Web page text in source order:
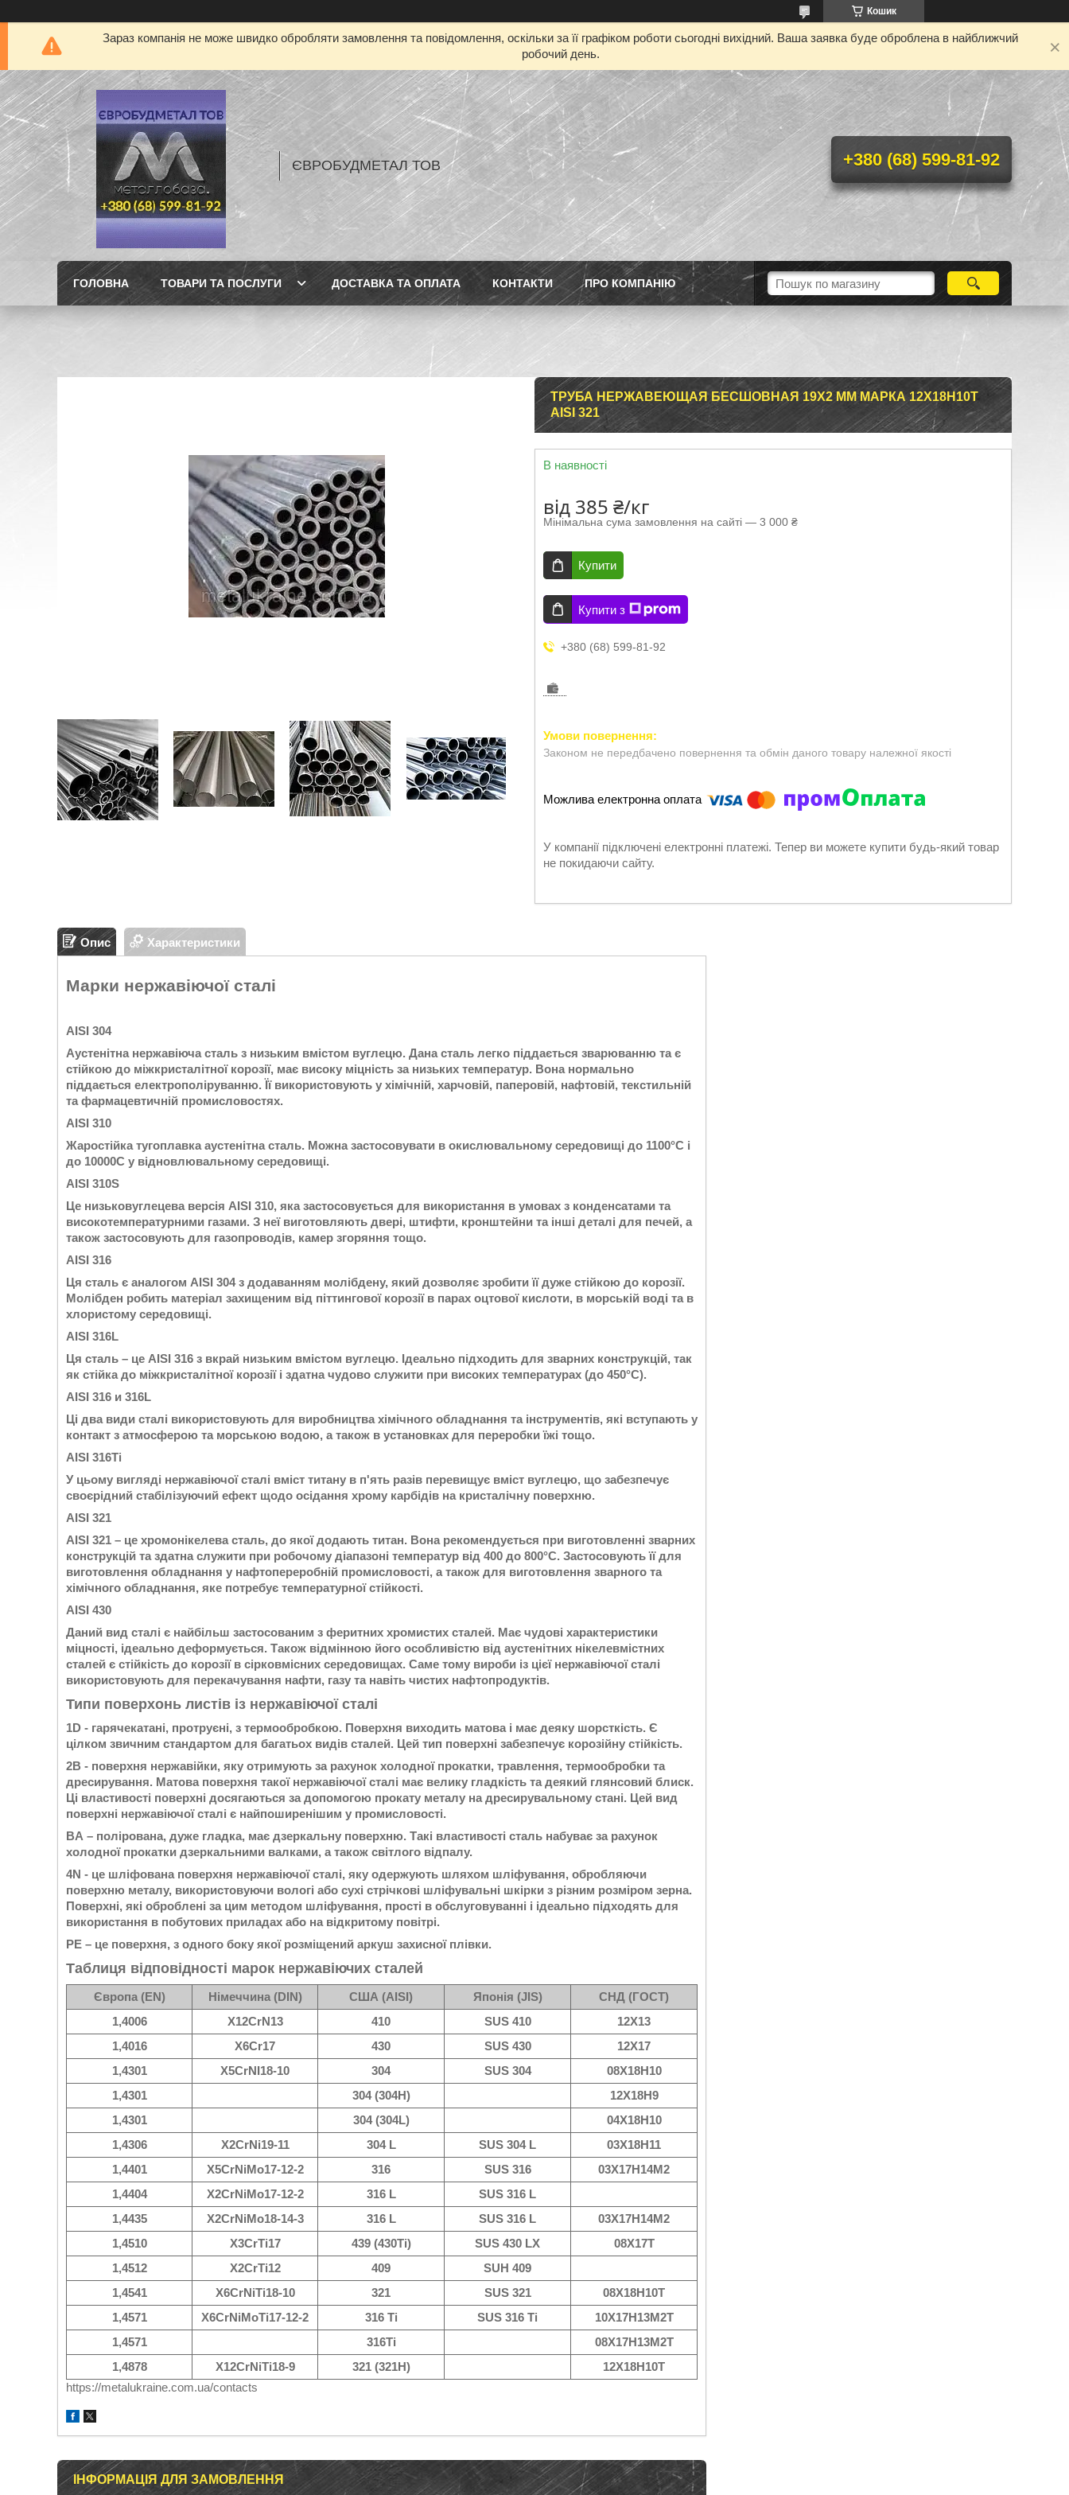
Кошик
Зараз компанія не може швидко обробляти замовлення та повідомлення, оскільки за її графіком роботи сьогодні вихідний. Ваша заявка буде оброблена в найближчий
робочий день.
ЄВРОБУДМЕТАЛ ТОВ +380 (68) 599-81-92
ГОЛОВНА ТОВАРИ ТА ПОСЛУГИ ДОСТАВКА ТА ОПЛАТА КОНТАКТИ ПРО КОМПАНІЮ
ТРУБА НЕРЖАВЕЮЩАЯ БЕСШОВНАЯ 19Х2 ММ МАРКА 12Х18Н10Т
AISI 321
В наявності
від 385 ₴/кг
Мінімальна сума замовлення на сайті — 3 000 ₴
Купити
Купити з
+380 (68) 599-81-92
Законом не передбачено повернення та обмін даного товару належної якості
У компанії підключені електронні платежі. Тепер ви можете купити будь-який товар
не покидаючи сайту.
Опис Характеристики
Марки нержавіючої сталі
AISI 304
Аустенітна нержавіюча сталь з низьким вмістом вуглецю. Дана сталь легко піддається зварюванню та є
стійкою до міжкристалітної корозії, має високу міцність за низьких температур. Вона нормально
піддається електрополіруванню. Її використовують у хімічній, харчовій, паперовій, нафтовій, текстильній
та фармацевтичній промисловостях.
AISI 310
Жаростійка тугоплавка аустенітна сталь. Можна застосовувати в окислювальному середовищі до 1100°С і
до 10000С у відновлювальному середовищі.
AISI 310S
Це низьковуглецева версія AISI 310, яка застосовується для використання в умовах з конденсатами та
високотемпературними газами. З неї виготовляють двері, штифти, кронштейни та інші деталі для печей, а
також застосовують для газопроводів, камер згоряння тощо.
AISI 316
Ця сталь є аналогом AISI 304 з додаванням молібдену, який дозволяє зробити її дуже стійкою до корозії.
Молібден робить матеріал захищеним від піттингової корозії в парах оцтової кислоти, в морській воді та в
хлористому середовищі.
AISI 316L
Ця сталь – це AISI 316 з вкрай низьким вмістом вуглецю. Ідеально підходить для зварних конструкцій, так
як стійка до міжкристалітної корозії і здатна чудово служити при високих температурах (до 450°С).
AISI 316 и 316L
Ці два види сталі використовують для виробництва хімічного обладнання та інструментів, які вступають у
контакт з атмосферою та морською водою, а також в установках для переробки їжі тощо.
AISI 316Ti
У цьому вигляді нержавіючої сталі вміст титану в п'ять разів перевищує вміст вуглецю, що забезпечує
своєрідний стабілізуючий ефект щодо осідання хрому карбідів на кристалічну поверхню.
AISI 321
AISI 321 – це хромонікелева сталь, до якої додають титан. Вона рекомендується при виготовленні зварних
конструкцій та здатна служити при робочому діапазоні температур від 400 до 800°С. Застосовують її для
виготовлення обладнання у нафтопереробній промисловості, а також для виготовлення зварного та
хімічного обладнання, яке потребує температурної стійкості.
AISI 430
Даний вид сталі є найбільш застосованим з феритних хромистих сталей. Має чудові характеристики
міцності, ідеально деформується. Також відмінною його особливістю від аустенітних нікелевмістних
сталей є стійкість до корозії в сірковмісних середовищах. Саме тому вироби із цієї нержавіючої сталі
використовують для перекачування нафти, газу та навіть чистих нафтопродуктів.
Типи поверхонь листів із нержавіючої сталі
1D - гарячекатані, протруєні, з термообробкою. Поверхня виходить матова і має деяку шорсткість. Є
цілком звичним стандартом для багатьох видів сталей. Цей тип поверхні забезпечує корозійну стійкість.
2В - поверхня нержавійки, яку отримують за рахунок холодної прокатки, травлення, термообробки та
дресирування. Матова поверхня такої нержавіючої сталі має велику гладкість та деякий глянсовий блиск.
Ці властивості поверхні досягаються за допомогою прокату металу на дресирувальному стані. Цей вид
поверхні нержавіючої сталі є найпоширенішим у промисловості.
BA – полірована, дуже гладка, має дзеркальну поверхню. Такі властивості сталь набуває за рахунок
холодної прокатки дзеркальними валками, а також світлого відпалу.
4N - це шліфована поверхня нержавіючої сталі, яку одержують шляхом шліфування, обробляючи
поверхню металу, використовуючи вологі або сухі стрічкові шліфувальні шкірки з різним розміром зерна.
Поверхні, які оброблені за цим методом шліфування, прості в обслуговуванні і ідеально підходять для
використання в побутових приладах або на відкритому повітрі.
РЕ – це поверхня, з одного боку якої розміщений аркуш захисної плівки.
Таблиця відповідності марок нержавіючих сталей
Європа (EN) Німеччина (DIN) США (AISI) Японія (JIS)
СНД (ГОСТ)
1,4006
X12CrN13 410 SUS 410
12Х13
1,4016
X6Cr17 430 SUS 430
12Х17
1,4301
X5CrNI18-10 304 SUS 304
08Х18Н10
1,4301
304 (304H)
12Х18Н9
1,4301
304 (304L)
04Х18Н10
1,4306
X2CrNi19-11 304 L SUS 304 L
03Х18Н11
1,4401
X5CrNiMo17-12-2 316 SUS 316
03Х17Н14М2
1,4404
X2CrNiMo17-12-2 316 L
SUS 316 L
1,4435
X2CrNiMo18-14-3 316 L SUS 316 L
03Х17Н14М2
1,4510
X3CrTi17 439 (430Ti) SUS 430 LX
08Х17Т
1,4512
X2CrTi12 409
SUH 409
1,4541
X6CrNiTi18-10 321 SUS 321
08Х18Н10Т
1,4571
X6CrNiMoTi17-12-2 316 Ti SUS 316 Ti
10Х17Н13М2Т
1,4571
316Ti
08Х17Н13М2Т
1,4878
X12CrNiTi18-9 321 (321Н)
12Х18Н10Т
https://metalukraine.com.ua/contacts
ІНФОРМАЦІЯ ДЛЯ ЗАМОВЛЕННЯ